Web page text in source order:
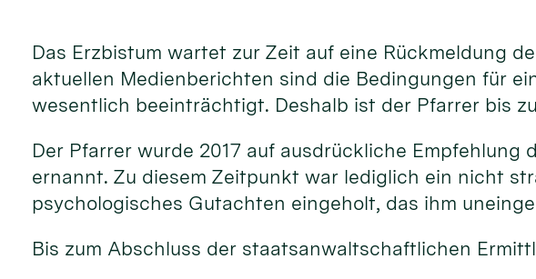
Das Erzbistum wartet zur Zeit auf eine Rückmeldung
aktuellen Medienberichten sind die Bedingungen für
wesentlich beeinträchtigt. Deshalb ist der Pfarrer bis
Der Pfarrer wurde 2017 auf ausdrückliche
ernannt. Zu diesem Zeitpunkt war lediglich ein nicht
psychologisches Gutachten eingeholt, das ihm
Bis zum Abschluss der staatsanwaltschaftlichen